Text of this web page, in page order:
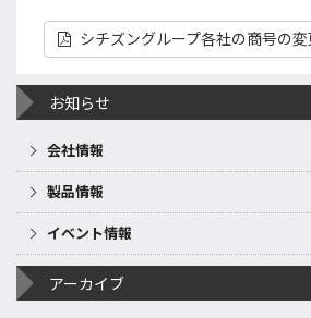
シチズングループ各社の商号の変
お知らせ
会社情報
製品情報
イベント情報
アーカイブ